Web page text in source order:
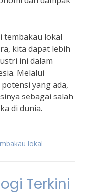
tembakau lokal
kita dapat lebih
ini dalam
Melalui
yang ada,
sebagai salah
di dunia.
lokal
Terkini